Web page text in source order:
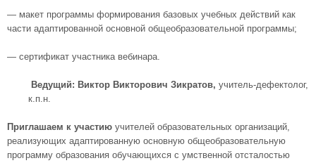
— макет программы формирования базовых учебных действий как
части адаптированной основной общеобразовательной программы;
— сертификат участника вебинара.
Ведущий: Виктор Викторович Зикратов, учитель-дефектолог,
к.п.н.
Приглашаем к участию учителей образовательных организаций,
реализующих адаптированную основную общеобразовательную
программу образования обучающихся с умственной отсталостью